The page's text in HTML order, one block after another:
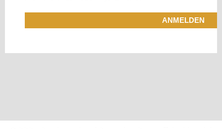
ANMELDEN